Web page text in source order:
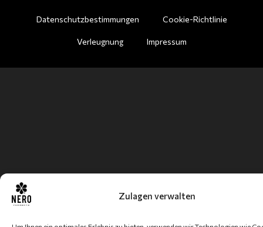
Zulagen verwalten
Datenschutzbestimmungen Cookie-Richtlinie
Verleugnung Impressum